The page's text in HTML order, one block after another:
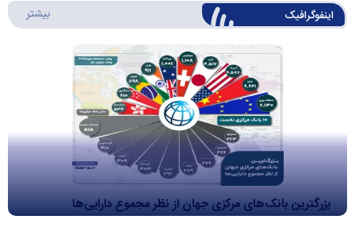
اینفوگرافیک بیشتر
بزرگترین بانک‌های مرکزی جهان از نظر مجموع دارایی‌ها